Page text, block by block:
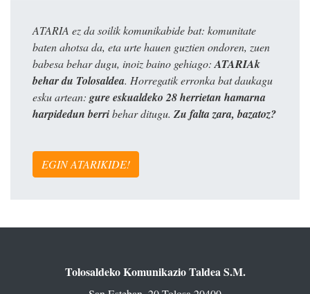
ATARIA ez da soilik komunikabide bat: komunitate
baten ahotsa da, eta urte hauen guztien ondoren, zuen
babesa behar dugu, inoiz baino gehiago:ATARIAk
behar du Tolosaldea. Horregatik erronka bat daukagu
esku artean: gure eskualdeko 28 herrietan hamarna
harpidedun berribehar ditugu. Zu falta zara, bazatoz?
EGIN ATARIKIDE!
Tolosaldeko Komunikazio Taldea S.M.